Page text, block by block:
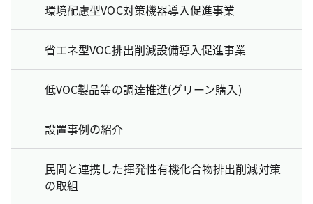
環境配慮型VOC対策機器導入促進事業
省エネ型VOC排出削減設備導入促進事業
低VOC製品等の調達推進(グリーン購入)
設置事例の紹介
民間と連携した揮発性有機化合物排出削減対策
の取組